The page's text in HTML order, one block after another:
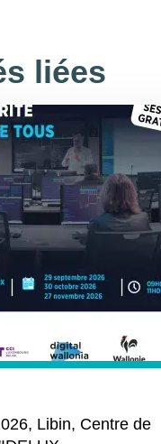
liées
, Libin, Centre de